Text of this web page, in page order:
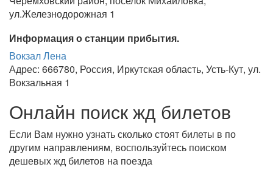
ул.Железнодорожная 1
Информация о станции прибытия.
Вокзал Лена
Адрес: 666780, Россия, Иркутская область, Усть-Кут, ул.
Вокзальная 1
Онлайн поиск жд билетов
Если Вам нужно узнать сколько стоят билеты в по
другим направлениям, воспользуйтесь поиском
дешевых жд билетов на поезда